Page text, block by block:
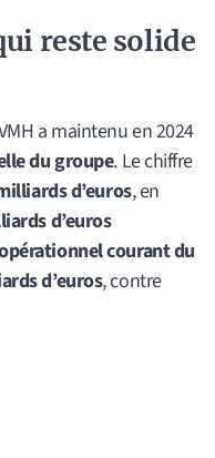
reste solide
a maintenu en 2024
du groupe. Le chiffre
d’euros, en
d’euros
courant du
d’euros, contre